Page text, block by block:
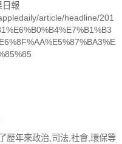
日報
article/headline/201
歷年來政治,司法,社會,環保等